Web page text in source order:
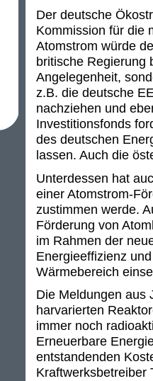
Der deutsche
Kommission für die
Atomstrom würde
britische Regierung
Angelegenheit,
z.B. die deutsche
nachziehen und
Investitionsfonds
des deutschen
lassen. Auch die
Unterdessen hat
einer Atomstrom-
zustimmen werde.
Förderung von
im Rahmen der
Energieeffizienz
Wärmebereich
Die Meldungen aus
harvarierten
immer noch
Erneuerbare
entstandenden
Kraftwerksbetreiber